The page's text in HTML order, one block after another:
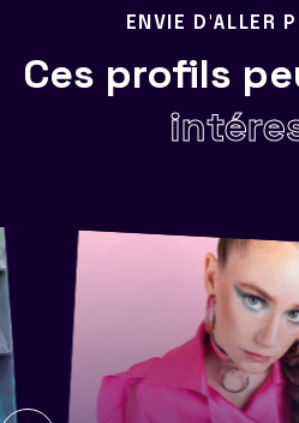
ENVIE D'ALLER
Ces profils